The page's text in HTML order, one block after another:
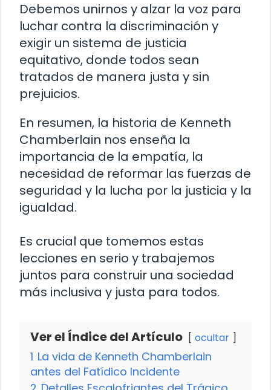
Debemos unirnos y alzar la voz para
luchar contra la discriminación y
exigir un sistema de justicia
equitativo, donde todos sean
tratados de manera justa y sin
prejuicios.
En resumen, la historia de Kenneth
Chamberlain nos enseña la
importancia de la empatía, la
necesidad de reformar las fuerzas de
seguridad y la lucha por la justicia y la
igualdad.
Es crucial que tomemos estas
lecciones en serio y trabajemos
juntos para construir una sociedad
más inclusiva y justa para todos.
Ver el Índice del Artículo ocultar
1 La vida de Kenneth Chamberlain
antes del Fatídico Incidente